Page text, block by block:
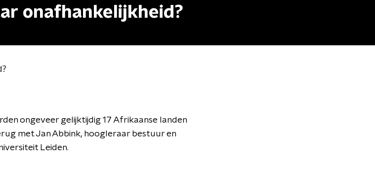
onafhankelijkheid?
ongeveer gelijktijdig 17 Afrikaanse landen
met Jan Abbink, hoogleraar bestuur en
Leiden.